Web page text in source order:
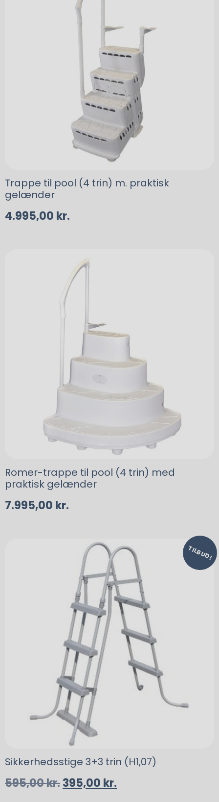
Trappe til pool (4 trin) m. praktisk
gelænder
4.995,00 kr.
Romer-trappe til pool (4 trin) med
praktisk gelænder
7.995,00 kr.
TILBUD!
Sikkerhedsstige 3+3 trin (H1,07)
595,00kr.395,00 kr.